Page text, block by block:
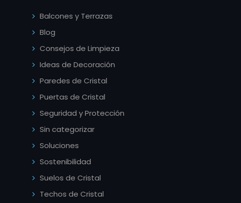
Balcones y Terrazas
Blog
Consejos de Limpieza
Ideas de Decoración
Paredes de Cristal
Puertas de Cristal
Seguridad y Protección
Sin categorizar
Soluciones
Sostenibilidad
Suelos de Cristal
Techos de Cristal